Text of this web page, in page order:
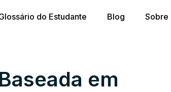
do Estudante Blog Sobre
em